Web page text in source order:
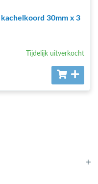
30mm x 3
Tijdelijk uitverkocht